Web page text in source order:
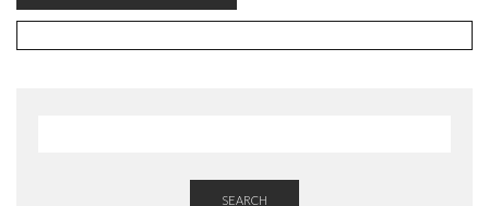
SEARCH